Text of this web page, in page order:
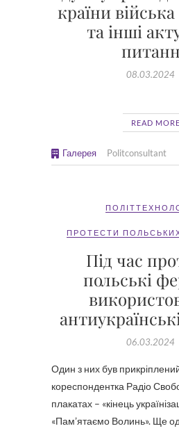
країни
та інші
08.03.2024
READ MORE
Галерея Politconsultant
ПРОТЕСТИ
Під час
польські
06.03.2024
Один з них був
кореспондентка Радіо
плакатах – «кінець
«Пам’ятаємо Волинь». Ще